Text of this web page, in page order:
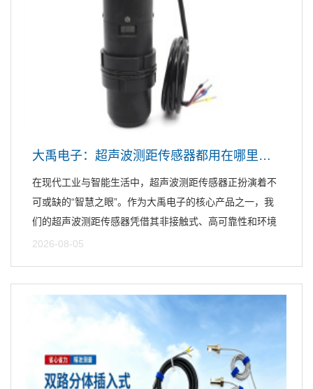
大禹电子：超声波测距传感器都用在哪里？三个常见场景跟您聊聊
在现代工业与智能生活中，超声波测距传感器正扮演着不
可或缺的“智慧之眼”。作为大禹电子的核心产品之一，我
们的超声波测距传感器凭借其非接触式、高可靠性和环境
适应性...
2026-08-05